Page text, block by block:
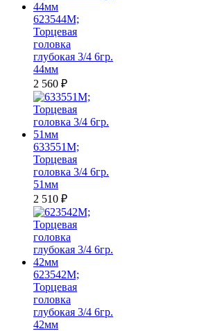
623544M;
Торцевая
головка
глубокая 3/4 6гр.
44мм
2 560 ₽
633551M;
Торцевая
головка 3/4 6гр.
51мм
2 510 ₽
623542M;
Торцевая
головка
глубокая 3/4 6гр.
42мм